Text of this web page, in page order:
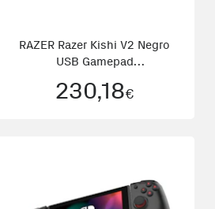
RAZER Razer Kishi V2 Negro
USB Gamepad
230,18€